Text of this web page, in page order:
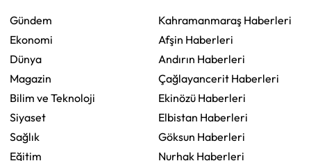
Gündem
Ekonomi
Dünya
Magazin
Bilim ve Teknoloji
Siyaset
Sağlık
Eğitim
Kahramanmaraş Haberleri
Afşin Haberleri
Andırın Haberleri
Çağlayancerit Haberleri
Ekinözü Haberleri
Elbistan Haberleri
Göksun Haberleri
Nurhak Haberleri